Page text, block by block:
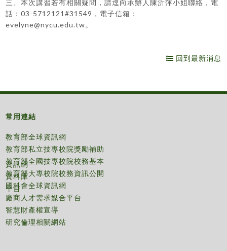
三、本次講習若有相關疑問，請逕向承辦人陳沂萍小姐聯絡，電
話：03-5712121#31549，電子信箱：
evelyne@nycu.edu.tw。
回到最新消息
常用連結
教育部全球資訊網
教育部私立技專校院獎勵補助
資訊網
教育部全國技專校院校務基本
資料庫
教育部大專校院校務資訊公開
平台
國科會全球資訊網
廠商人才需求媒合平台
智慧財產權宣導
研究倫理相關網站